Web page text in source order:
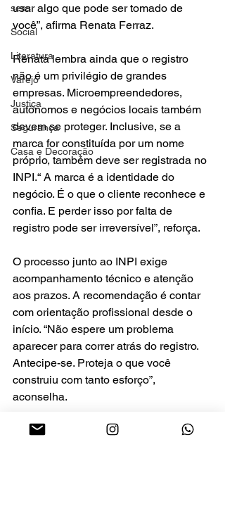
sess
Social
Literatura
Varejo
Justiça
Segurança
Casa e Decoração
usar algo que pode ser tomado de
você”, afirma Renata Ferraz.
Renata lembra ainda que o registro
não é um privilégio de grandes
empresas. Microempreendedores,
autônomos e negócios locais também
devem se proteger. Inclusive, se a
marca for constituída por um nome
próprio, também deve ser registrada no
INPI.“ A marca é a identidade do
negócio. É o que o cliente reconhece e
confia. E perder isso por falta de
registro pode ser irreversível”, reforça.
O processo junto ao INPI exige
acompanhamento técnico e atenção
aos prazos. A recomendação é contar
com orientação profissional desde o
início. “Não espere um problema
aparecer para correr atrás do registro.
Antecipe-se. Proteja o que você
construiu com tanto esforço”,
aconselha.
Para quem quer crescer com